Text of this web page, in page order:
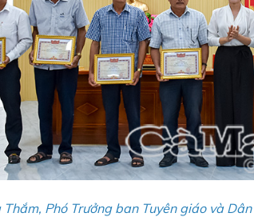
Phó Trưởng ban Tuyên giáo và